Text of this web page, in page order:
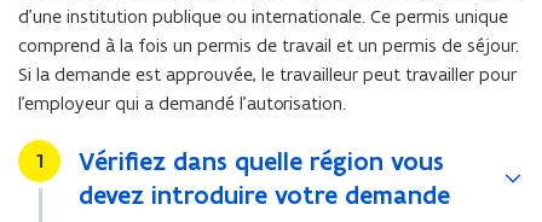
d’une institution publique ou internationale. Ce permis unique
comprend à la fois un permis de travail et un permis de séjour.
Si la demande est approuvée, le travailleur peut travailler pour
l’employeur qui a demandé l’autorisation.
Stap
1
Vérifiez dans quelle région vous
devez introduire votre demande